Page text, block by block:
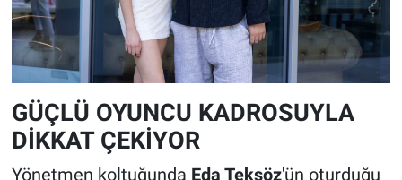
GÜÇLÜ OYUNCU KADROSUYLA
DİKKAT ÇEKİYOR
Yönetmen koltuğunda Eda Teksöz'ün oturduğu